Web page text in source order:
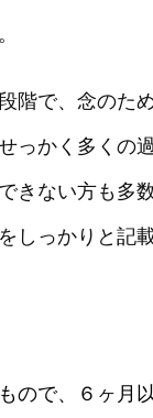
階で、念のた
っかく多くの
きない方も多
しっかりと記
ので、６ヶ月